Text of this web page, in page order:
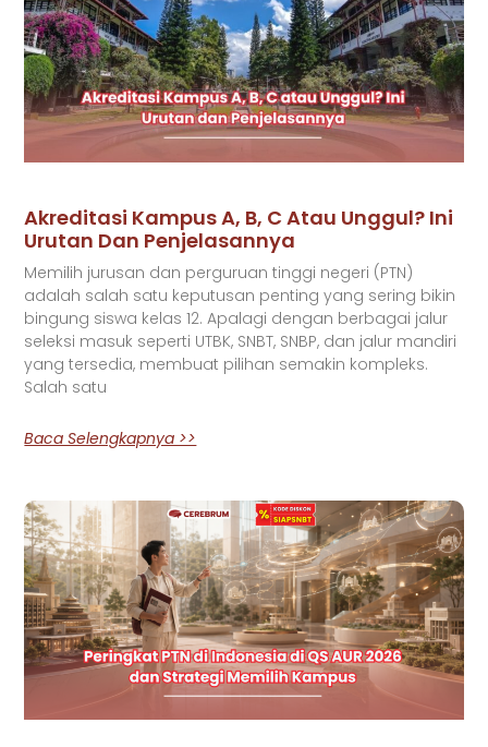
Akreditasi Kampus A, B, C Atau Unggul? Ini
Urutan Dan Penjelasannya
Memilih jurusan dan perguruan tinggi negeri (PTN)
adalah salah satu keputusan penting yang sering bikin
bingung siswa kelas 12. Apalagi dengan berbagai jalur
seleksi masuk seperti UTBK, SNBT, SNBP, dan jalur mandiri
yang tersedia, membuat pilihan semakin kompleks.
Salah satu
Baca Selengkapnya >>